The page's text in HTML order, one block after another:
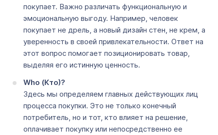
покупает. Важно различать функциональную и
эмоциональную выгоду. Например, человек
покупает не дрель, а новый дизайн стен, не крем, а
уверенность в своей привлекательности. Ответ на
этот вопрос помогает позиционировать товар,
выделяя его истинную ценность.
Who (Кто)?
Здесь мы определяем главных действующих лиц
процесса покупки. Это не только конечный
потребитель, но и тот, кто влияет на решение,
оплачивает покупку или непосредственно ее